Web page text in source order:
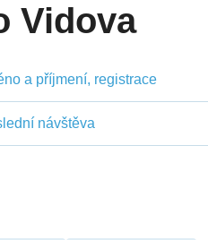
Vidova
a příjmení, registrace
návštěva